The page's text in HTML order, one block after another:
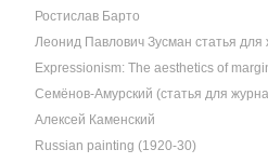
Ростислав Барто
Леонид Павлович Зусман статья
Expressionism: The aesthetics of
Семёнов-Амурский (статья для
Алексей Каменский
Russian painting (1920-30)